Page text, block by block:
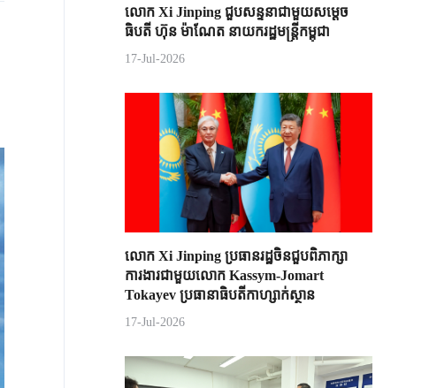
លោក Xi Jinping ជួបសន្ទនាជាមួយសម្តេច
ធិបតី ហ៊ុន ម៉ាណែត នាយករដ្ឋមន្ត្រីកម្ពុជា
17-Jul-2026
លោក Xi Jinping ប្រធានរដ្ឋចិន​ជួបពិភាក្សា​
ការងារជាមួយ​លោក Kassym-Jomart ​
Tokayev ​ប្រធានាធិបតី​កាហ្សាក់ស្ថាន​
17-Jul-2026